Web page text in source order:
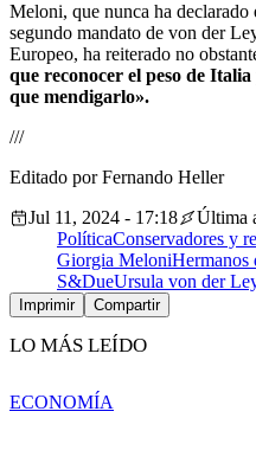
Meloni, que nunca ha
segundo mandato de von der
Europeo, ha reiterado no
que reconocer el peso de
que mendigarlo».
///
Editado por Fernando Heller
Jul 11, 2024 - 17:18
Última
PolíticaConservadores y
Giorgia MeloniHermanos
S&DueUrsula von der
Imprimir Compartir
LO MÁS LEÍDO
ECONOMÍA